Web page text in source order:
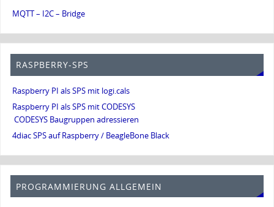
MQTT – I2C – Bridge
RASPBERRY-SPS
Raspberry PI als SPS mit logi.cals
Raspberry PI als SPS mit CODESYS
CODESYS Baugruppen adressieren
4diac SPS auf Raspberry / BeagleBone Black
PROGRAMMIERUNG ALLGEMEIN